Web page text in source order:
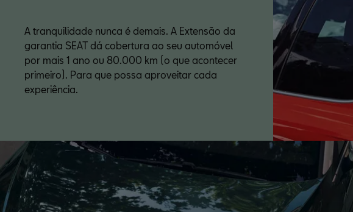
A tranquilidade nunca é demais. A Extensão da
garantia SEAT dá cobertura ao seu automóvel
por mais 1 ano ou 80.000 km (o que acontecer
primeiro). Para que possa aproveitar cada
experiência.